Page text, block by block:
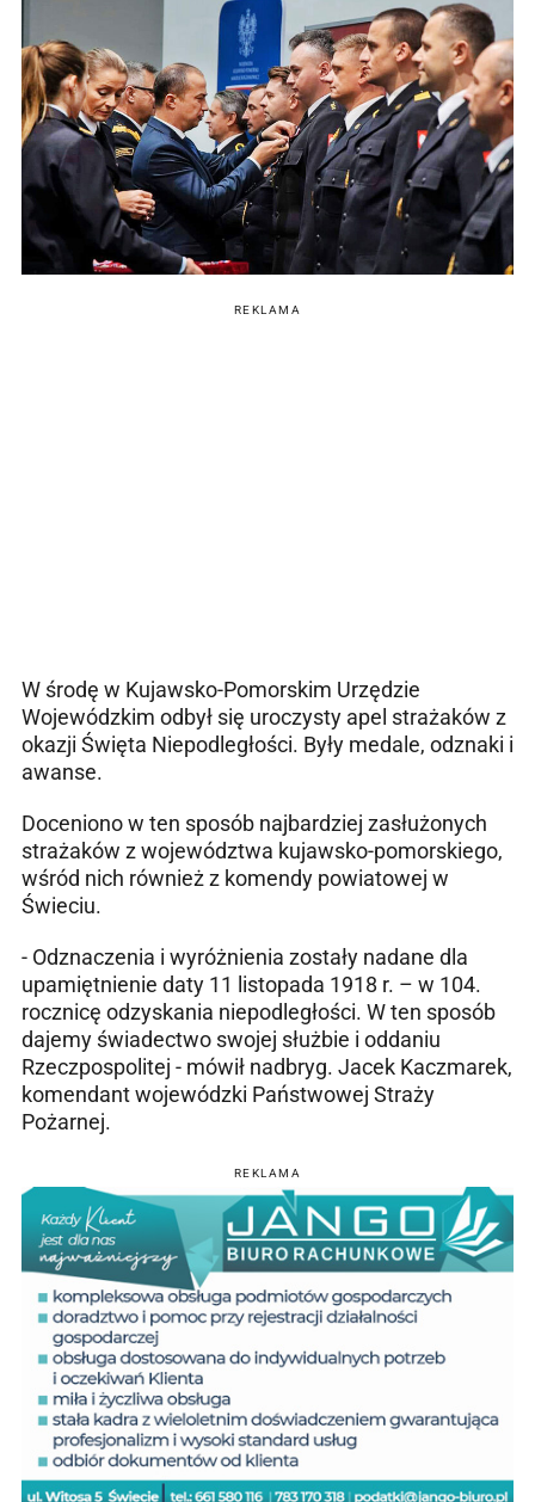
REKLAMA
W środę w Kujawsko-Pomorskim Urzędzie
Wojewódzkim odbył się uroczysty apel strażaków z
okazji Święta Niepodległości. Były medale, odznaki i
awanse.
Doceniono w ten sposób najbardziej zasłużonych
strażaków z województwa kujawsko-pomorskiego,
wśród nich również z komendy powiatowej w
Świeciu.
- Odznaczenia i wyróżnienia zostały nadane dla
upamiętnienie daty 11 listopada 1918 r. – w 104.
rocznicę odzyskania niepodległości. W ten sposób
dajemy świadectwo swojej służbie i oddaniu
Rzeczpospolitej - mówił nadbryg. Jacek Kaczmarek,
komendant wojewódzki Państwowej Straży
Pożarnej.
REKLAMA